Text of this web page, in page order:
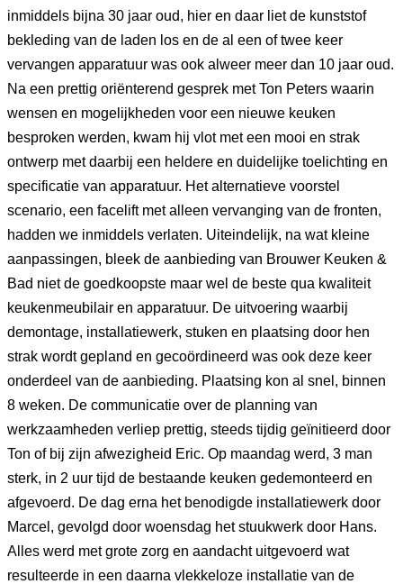
inmiddels bijna 30 jaar oud, hier en daar liet de kunststof
bekleding van de laden los en de al een of twee keer
vervangen apparatuur was ook alweer meer dan 10 jaar oud.
Na een prettig oriënterend gesprek met Ton Peters waarin
wensen en mogelijkheden voor een nieuwe keuken
besproken werden, kwam hij vlot met een mooi en strak
ontwerp met daarbij een heldere en duidelijke toelichting en
specificatie van apparatuur. Het alternatieve voorstel
scenario, een facelift met alleen vervanging van de fronten,
hadden we inmiddels verlaten. Uiteindelijk, na wat kleine
aanpassingen, bleek de aanbieding van Brouwer Keuken &
Bad niet de goedkoopste maar wel de beste qua kwaliteit
keukenmeubilair en apparatuur. De uitvoering waarbij
demontage, installatiewerk, stuken en plaatsing door hen
strak wordt gepland en gecoördineerd was ook deze keer
onderdeel van de aanbieding. Plaatsing kon al snel, binnen
8 weken. De communicatie over de planning van
werkzaamheden verliep prettig, steeds tijdig geïnitieerd door
Ton of bij zijn afwezigheid Eric. Op maandag werd, 3 man
sterk, in 2 uur tijd de bestaande keuken gedemonteerd en
afgevoerd. De dag erna het benodigde installatiewerk door
Marcel, gevolgd door woensdag het stuukwerk door Hans.
Alles werd met grote zorg en aandacht uitgevoerd wat
resulteerde in een daarna vlekkeloze installatie van de